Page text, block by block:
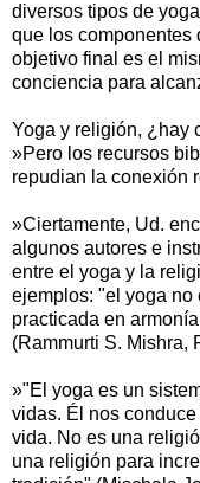
diversos tipos de
que los componentes
objetivo final es el
conciencia para
Yoga y religión, ¿hay
»Pero los recursos
repudian la conexión
»Ciertamente, Ud.
algunos autores e
entre el yoga y la
ejemplos: "el yoga no
practicada en
(Rammurti S. Mishra,
»"El yoga es un
vidas. Él nos
vida. No es una
una religión para